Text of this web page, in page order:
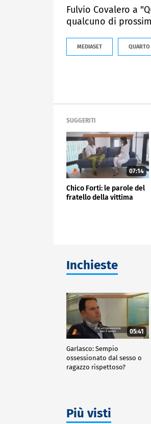
Fulvio Covalero a
qualcuno di
MEDIASET
SUGGERITI
07:14
Chico Forti: le parole del
fratello della vittima
Inchieste
05:41
Garlasco: Sempio
ossessionato dal sesso o
ragazzo rispettoso?
Più visti